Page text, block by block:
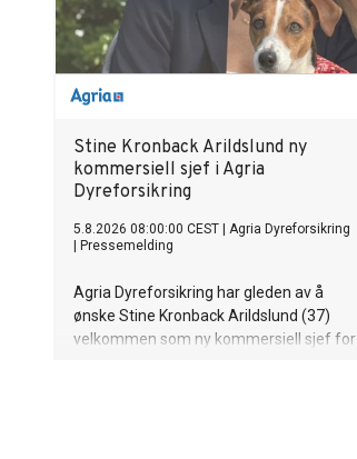
Stine Kronback Arildslund ny
kommersiell sjef i Agria
Dyreforsikring
5.8.2026 08:00:00 CEST
Agria Dyreforsikring
Pressemelding
Agria Dyreforsikring har gleden av å
ønske Stine Kronback Arildslund (37)
velkommen som ny kommersiell sjef for